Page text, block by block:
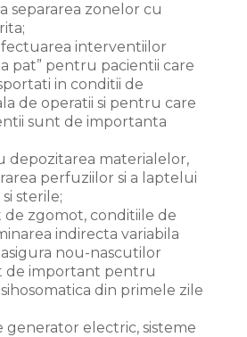
separarea zonelor cu
interventiilor
pat” pentru pacientii care
in conditii de
de operatii si pentru care
sunt de importanta
depozitarea materialelor,
perfuziilor si a laptelui
sterile;
zgomot, conditiile de
indirecta variabila
nou-nascutilor
de important pentru
din primele zile
generator electric, sisteme